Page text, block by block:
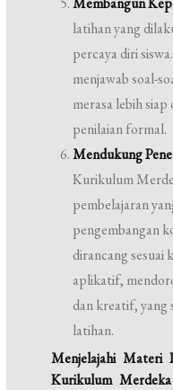
latihan yang
percaya diri
menjawab soal-
merasa lebih
penilaian formal.
Mendukung
Kurikulum
pembelajaran
pengembangan
dirancang sesuai
aplikatif,
dan kreatif, yang
latihan.
Menjelajahi Materi
Kurikulum Merdeka